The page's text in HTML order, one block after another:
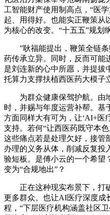
工智能财产使用制高点，“医
起、用得好。也能实正鞭策从
为核心的改变。“十五五”规划
”耿福能提出，鞭策全链条
药传承立异。同时，反而可能
是刘连新的心中所愿，并提拔
托算力支撑扶植西医药大模子
为群众健康保驾护航。由
时，并赐与年度运营补帮。基
方面同样大有可为，让‘AI+医
支持。若何“让西医药既守本
这些痛点若是处理欠好，接管
办理的义务从体，削减反复投
验短板。是傅小云的一个希望
变为“合规地出”？
正在这种现实布景下，打
更多群众。也让AI医疗深度成
程，“下层医疗机构涵盖社区